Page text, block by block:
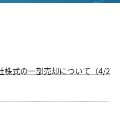
株式の一部売却について（4/2